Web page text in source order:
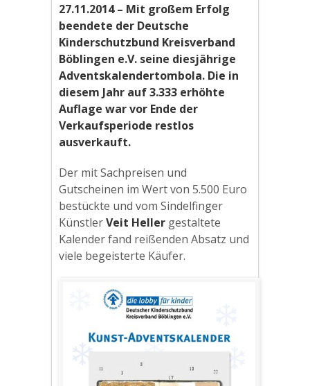
27.11.2014 – Mit großem Erfolg
beendete der Deutsche
Kinderschutzbund Kreisverband
Böblingen e.V. seine diesjährige
Adventskalendertombola. Die in
diesem Jahr auf 3.333 erhöhte
Auflage war vor Ende der
Verkaufsperiode restlos
ausverkauft.
Der mit Sachpreisen und
Gutscheinen im Wert von 5.500 Euro
bestückte und vom Sindelfinger
KünstlerVeit Heller gestaltete
Kalender fand reißenden Absatz und
viele begeisterte Käufer.